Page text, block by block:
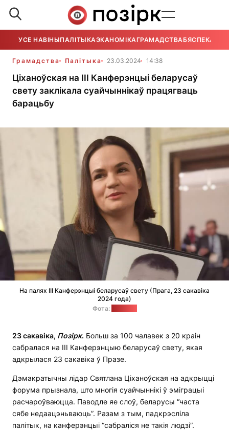
УСЕ НАВІНЫПАЛІТЫКАЭКАНОМІКАГРАМАДСТВАБЯСПЕКА
Грамадства Палітыка 23.03.2024 14:38
Ціханоўская на III Канферэнцыі беларусаў
свету заклікала суайчыннікаў працягваць
барацьбу
На палях ІІІ Канферэнцыі беларусаў свету (Прага, 23 сакавіка
2024 года)
Фота:
23 сакавіка, Позірк. Больш за 100 чалавек з 20 краін
сабралася на ІІІ Канферэнцыю беларусаў свету, якая
адкрылася 23 сакавіка ў Празе.
Дэмакратычны лідар Святлана Ціханоўская на адкрыцці
форума прызнала, што многія суайчыннікі ў эміграцыі
расчароўваюцца. Паводле яе слоў, беларусы “часта
сябе недаацэньваюць”. Разам з тым, падкрэсліла
палітык, на канферэнцыі “сабраліся не такія людзі”.